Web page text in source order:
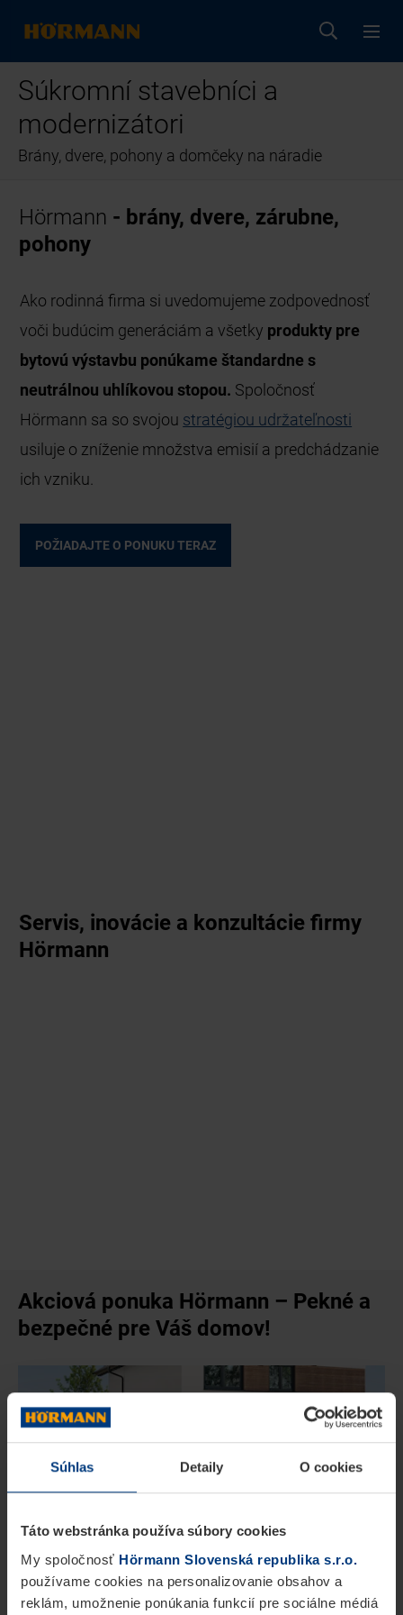
Súhlas Detaily O cookies
Táto webstránka používa súbory cookies
My spoločnosť Hörmann Slovenská republika s.r.o.
používame cookies na personalizovanie obsahov a
reklám, umožnenie ponúkania funkcií pre sociálne médiá
Súkromní stavebníci a
modernizátori
Brány, dvere, pohony a domčeky na náradie
Hörmann - brány, dvere, zárubne,
pohony
Ako rodinná firma si uvedomujeme zodpovednosť
voči budúcim generáciám a všetky produkty pre
bytovú výstavbu ponúkame štandardne s
neutrálnou uhlíkovou stopou. Spoločnosť
Hörmann sa so svojou stratégiou udržateľnosti
usiluje o zníženie množstva emisií a predchádzanie
ich vzniku.
POŽIADAJTE O PONUKU TERAZ
Servis, inovácie a konzultácie firmy
Hörmann
Akciová ponuka Hörmann – Pekné a
bezpečné pre Váš domov!
PONUKA GARÁŽOVÝCH BRÁN Na akciu